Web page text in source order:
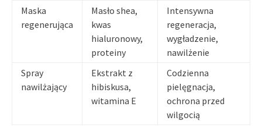
Maska
regenerująca
Masło shea,
kwas
hialuronowy,
proteiny
Intensywna
regeneracja,
wygładzenie,
nawilżenie
Spray
nawilżający
Ekstrakt z
hibiskusa,
witamina E
Codzienna
pielęgnacja,
ochrona przed
wilgocią